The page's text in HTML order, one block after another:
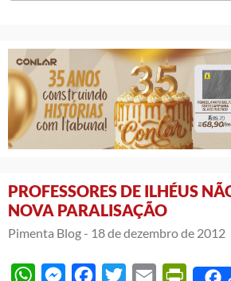
PROFESSORES DE ILHÉUS
NOVA PARALISAÇÃO
Pimenta Blog - 18 de dezembro de 2012
WhatsAppMessengerFacebook
Twitter Email